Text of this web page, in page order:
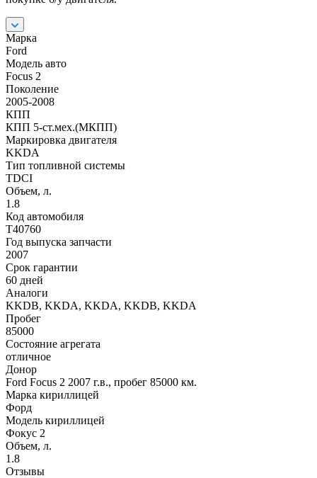
Марка
Ford
Модель авто
Focus 2
Поколение
2005-2008
КПП
КПП 5-ст.мех.(МКПП)
Маркировка двигателя
KKDA
Тип топливной системы
TDCI
Объем, л.
1.8
Код автомобиля
T40760
Год выпуска запчасти
2007
Срок гарантии
60 дней
Аналоги
KKDB, KKDA, KKDA, KKDB, KKDA
Пробег
85000
Состояние агрегата
отличное
Донор
Ford Focus 2 2007 г.в., пробег 85000 км.
Марка кириллицей
Форд
Модель кириллицей
Фокус 2
Объем, л.
1.8
Отзывы